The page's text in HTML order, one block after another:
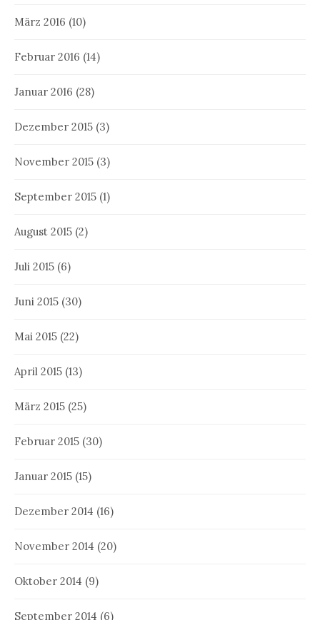
März 2016 (10)
Februar 2016 (14)
Januar 2016 (28)
Dezember 2015 (3)
November 2015 (3)
September 2015 (1)
August 2015 (2)
Juli 2015 (6)
Juni 2015 (30)
Mai 2015 (22)
April 2015 (13)
März 2015 (25)
Februar 2015 (30)
Januar 2015 (15)
Dezember 2014 (16)
November 2014 (20)
Oktober 2014 (9)
September 2014 (6)